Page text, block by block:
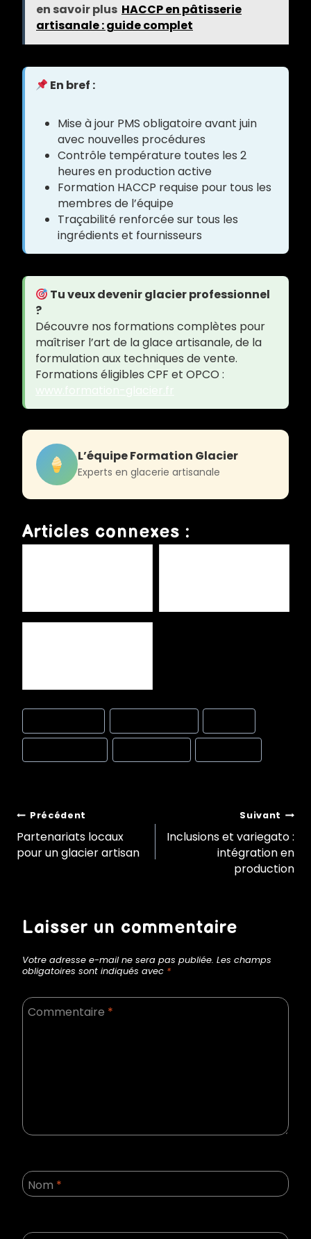
en savoir plus HACCP en pâtisserie
artisanale : guide complet
En bref :
Mise à jour PMS obligatoire avant juin
avec nouvelles procédures
Contrôle température toutes les 2
heures en production active
Formation HACCP requise pour tous les
membres de l’équipe
Traçabilité renforcée sur tous les
ingrédients et fournisseurs
Tu veux devenir glacier professionnel
?
Découvre nos formations complètes pour
maîtriser l’art de la glace artisanale, de la
formulation aux techniques de vente.
Formations éligibles CPF et OPCO :
L’équipe Formation Glacier
Experts en glacerie artisanale
Articles connexes :
Post
Tags:
Navigation
l’article
Précédent
Partenariats locaux
pour un glacier artisan
Suivant
Inclusions et variegato :
intégration en
production
Laisser un commentaire
Votre adresse e-mail ne sera pas publiée. Les champs
obligatoires sont indiqués avec *
Commentaire *
Nom *